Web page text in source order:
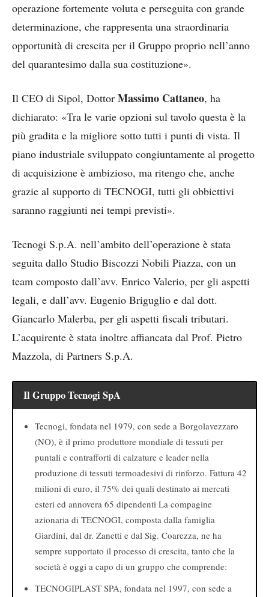
operazione fortemente voluta e perseguita con grande
determinazione, che rappresenta una straordinaria
opportunità di crescita per il Gruppo proprio nell’anno
del quarantesimo dalla sua costituzione».
Il CEO di Sipol, Dottor Massimo Cattaneo, ha
dichiarato: «Tra le varie opzioni sul tavolo questa è la
più gradita e la migliore sotto tutti i punti di vista. Il
piano industriale sviluppato congiuntamente al progetto
di acquisizione è ambizioso, ma ritengo che, anche
grazie al supporto di TECNOGI, tutti gli obbiettivi
saranno raggiunti nei tempi previsti».
Tecnogi S.p.A. nell’ambito dell’operazione è stata
seguita dallo Studio Biscozzi Nobili Piazza, con un
team composto dall’avv. Enrico Valerio, per gli aspetti
legali, e dall’avv. Eugenio Briguglio e dal dott.
Giancarlo Malerba, per gli aspetti fiscali tributari.
L’acquirente è stata inoltre affiancata dal Prof. Pietro
Mazzola, di Partners S.p.A.
Il Gruppo Tecnogi SpA
Tecnogi, fondata nel 1979, con sede a Borgolavezzaro
(NO), è il primo produttore mondiale di tessuti per
puntali e contrafforti di calzature e leader nella
produzione di tessuti termoadesivi di rinforzo. Fattura 42
milioni di euro, il 75% dei quali destinato ai mercati
esteri ed annovera 65 dipendenti La compagine
azionaria di TECNOGI, composta dalla famiglia
Giardini, dal dr. Zanetti e dal Sig. Coarezza, ne ha
sempre supportato il processo di crescita, tanto che la
società è oggi a capo di un gruppo che comprende:
TECNOGIPLAST SPA, fondata nel 1997, con sede a